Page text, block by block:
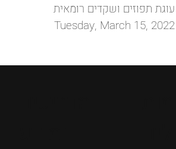
עוגת תפוזים ושקדים רומאית
Tuesday, March 15, 2022